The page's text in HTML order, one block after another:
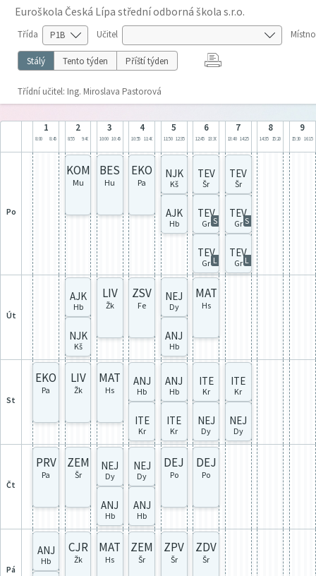
Euroškola Česká Lípa střední odborná škola s.r.o.
Třída Učitel
Stálý Tento týden Příští týden
Třídní učitel: Ing. Miroslava Pastorová
1
8:00 8:45
2
8:55 9:40
3
10:00 10:45
4
10:55 11:40
5
11:50 12:35
6
12:45 13:30
7
13:40 14:25
8
14:35 15:20
9
15:30 16:15
po
KOM
Mu
BES
Hu
EKO
Pa
NJK
Kš
AJK
Hb
TEV
Šr
TEV
S
Gr
TEV
L
Gr
TEV
Šr
TEV
S
Gr
TEV
L
Gr
út
AJK
Hb
NJK
Kš
LIV
Žk
ZSV
Fe
NEJ
Dy
ANJ
Hb
MAT
Hs
st
EKO
Pa
LIV
Žk
MAT
Hs
ANJ
Hb
ITE
Kr
ANJ
Hb
ITE
Kr
ITE
Kr
NEJ
Dy
ITE
Kr
NEJ
Dy
čt
PRV
Pa
ZEM
Šr
NEJ
Dy
ANJ
Hb
NEJ
Dy
ANJ
Hb
DEJ
Po
DEJ
Po
pá
ANJ
Hb
CJR
Žk
MAT
Hs
ZEM
Šr
ZPV
Šr
ZDV
Šr